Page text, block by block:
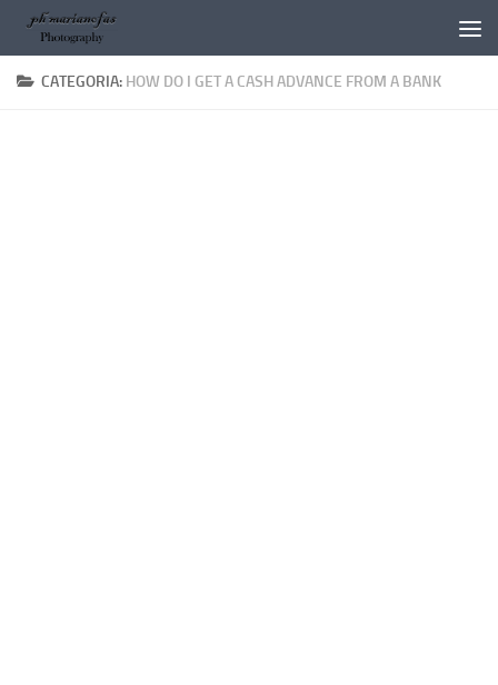
Salta al contenuto
CATEGORIA: HOW DO I GET A CASH ADVANCE FROM A BANK